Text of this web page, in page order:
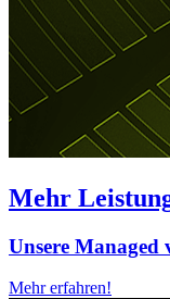
Mehr
Unsere Managed
Mehr erfahren!